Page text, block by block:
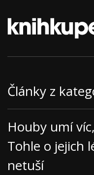
Články z
Houby umí
Tohle o jejich
netuší